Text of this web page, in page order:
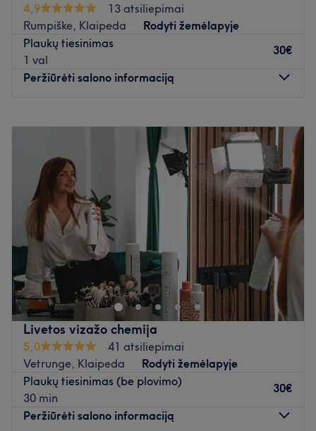
4,9
13 atsiliepimai
Rumpiške, Klaipeda
Rodyti žemėlapyje
Plaukų tiesinimas
1 val
30€
Peržiūrėti salono informaciją
09:00–18:00
09:00
18:00
Ketvirtadienis
09:00–18:00
Penktadienis
09:00–18:00
Šeštadienis
08:00–14:00
Sekmadienis
Uždaryta
Nudžiuginkite save nauja šukuosena po apsilankymo pas
Daivą, įsikūrusia Klaipėdoje. Plaukų kirpimas, plaukų
tonavimas ir kirpčiukų kirpimas - tai tik kelios šios puikios
plaukų meistrės siūlomų paslaugų.
Artimiausias viešasis transportas:
Saloną galima nuvykti autobusais: 5, 14A, 18, 21A, 110
(Rumpiškės st.).
Komanda:
Puiki ir atidi specialistė, užtikrinanti, kad klientai gautų
Livetos vizažo chemija
5,0
41 atsiliepimai
Vetrunge, Klaipeda
Rodyti žemėlapyje
Plaukų tiesinimas (be plovimo)
30 min
30€
Peržiūrėti salono informaciją